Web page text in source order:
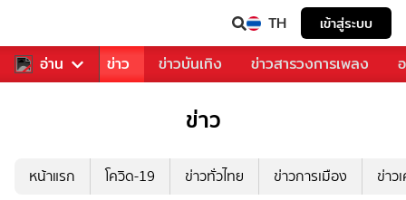
TH เข้าสู่ระบบ
อ่าน
คุณ กีฬา ข่าว ข่าวบันเทิง ข่าวสารวงการเพลง
ข่าว
หน้าแรก โควิด-19 ข่าวทั่วไทย ข่าวการเมือง ข่าว